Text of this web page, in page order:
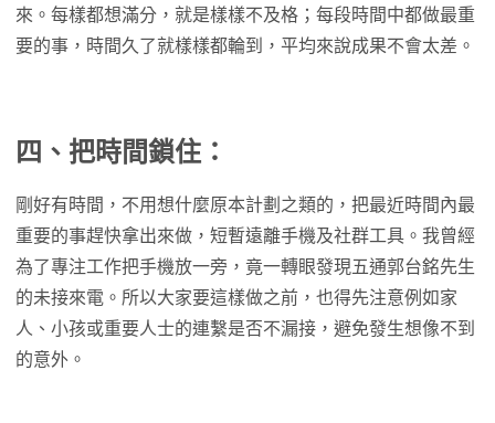
來。每樣都想滿分，就是樣樣不及格；每段時間中都做最重
要的事，時間久了就樣樣都輪到，平均來說成果不會太差。
四、把時間鎖住：
剛好有時間，不用想什麼原本計劃之類的，把最近時間內最
重要的事趕快拿出來做，短暫遠離手機及社群工具。我曾經
為了專注工作把手機放一旁，竟一轉眼發現五通郭台銘先生
的未接來電。所以大家要這樣做之前，也得先注意例如家
人、小孩或重要人士的連繫是否不漏接，避免發生想像不到
的意外。